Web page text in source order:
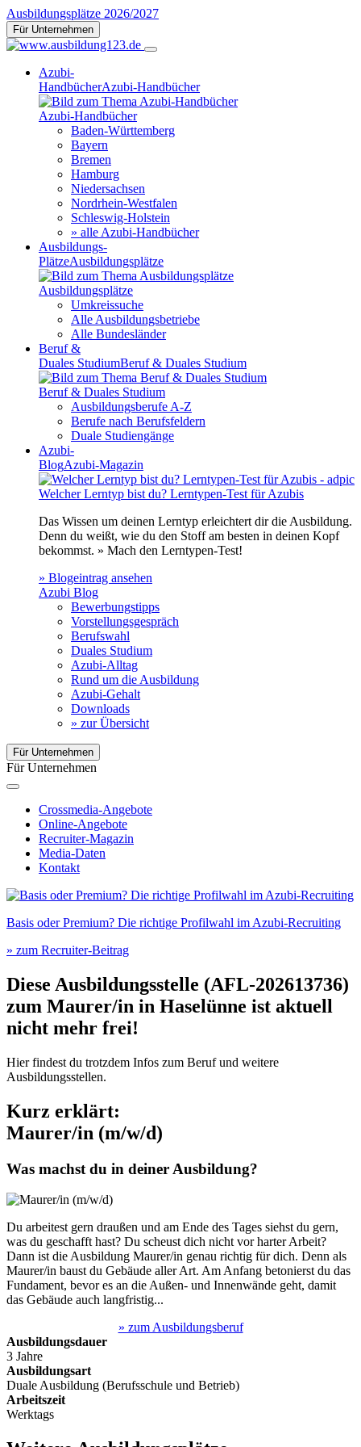
Ausbildungsplätze 2026/2027
Für Unternehmen
Azubi-
HandbücherAzubi-Handbücher
Azubi-Handbücher
Baden-Württemberg
Bayern
Bremen
Hamburg
Niedersachsen
Nordrhein-Westfalen
Schleswig-Holstein
» alle Azubi-Handbücher
Ausbildungs-
PlätzeAusbildungsplätze
Ausbildungsplätze
Umkreissuche
Alle Ausbildungsbetriebe
Alle Bundesländer
Beruf &
Duales StudiumBeruf & Duales Studium
Beruf & Duales Studium
Ausbildungsberufe A-Z
Berufe nach Berufsfeldern
Duale Studiengänge
Azubi-
BlogAzubi-Magazin
Welcher Lerntyp bist du? Lerntypen-Test für Azubis
Das Wissen um deinen Lerntyp erleichtert dir die Ausbildung.
Denn du weißt, wie du den Stoff am besten in deinen Kopf
bekommst. » Mach den Lerntypen-Test!
» Blogeintrag ansehen
Azubi Blog
Bewerbungstipps
Vorstellungsgespräch
Berufswahl
Duales Studium
Azubi-Alltag
Rund um die Ausbildung
Azubi-Gehalt
Downloads
» zur Übersicht
Für Unternehmen
Für Unternehmen
Crossmedia-Angebote
Online-Angebote
Recruiter-Magazin
Media-Daten
Kontakt
Basis oder Premium? Die richtige Profilwahl im Azubi-Recruiting
» zum Recruiter-Beitrag
Diese Ausbildungsstelle (AFL-202613736)
zum Maurer/in in Haselünne ist aktuell
nicht mehr frei!
Hier findest du trotzdem Infos zum Beruf und weitere
Ausbildungsstellen.
Kurz erklärt:
Maurer/in (m/w/d)
Was machst du in deiner Ausbildung?
Du arbeitest gern draußen und am Ende des Tages siehst du gern,
was du geschafft hast? Du scheust dich nicht vor harter Arbeit?
Dann ist die Ausbildung Maurer/in genau richtig für dich. Denn als
Maurer/in baust du Gebäude aller Art. Am Anfang betonierst du das
Fundament, bevor es an die Außen- und Innenwände geht, damit
das Gebäude auch langfristig...
» zum Ausbildungsberuf
Ausbildungsdauer
3 Jahre
Ausbildungsart
Duale Ausbildung (Berufsschule und Betrieb)
Arbeitszeit
Werktags